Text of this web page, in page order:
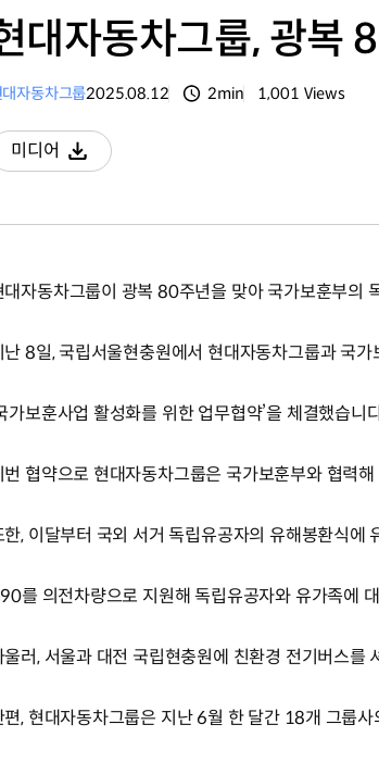
대자동차그룹, 광복
자동차그룹2025.08.12 2min 1,001 Views
미디어
다운로드
대자동차그룹이 광복 80주년을 맞아 국가보훈부의
난 8일, 국립서울현충원에서 현대자동차그룹과 국
가보훈사업 활성화를 위한 업무협약’을 체결했습니
번 협약으로 현대자동차그룹은 국가보훈부와 협력
한, 이달부터 국외 서거 독립유공자의 유해봉환식에
를 의전차량으로 지원해 독립유공자와 유가족에
울러, 서울과 대전 국립현충원에 친환경 전기버스
편, 현대자동차그룹은 지난 6월 한 달간 18개 그룹